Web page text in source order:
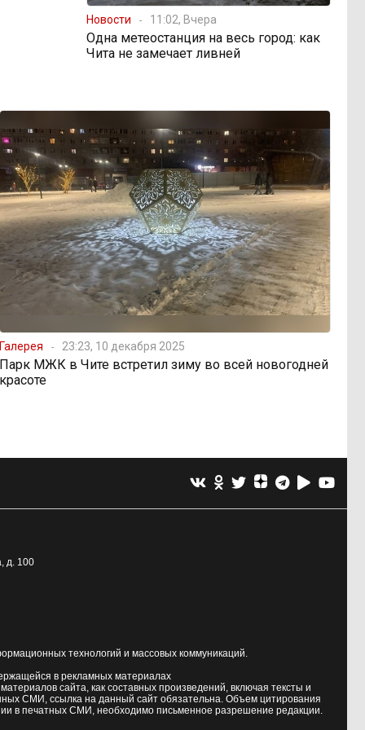
Новости 11:02, Вчера
Одна метеостанция на весь город: как
Чита не замечает ливней
Галерея 23:23, 10 декабря 2025
Парк МЖК в Чите встретил зиму во всей новогодней
красоте
д. 100
технологий и массовых коммуникаций.
в рекламных материалах
сайта, как составных произведений, включая тексты и
СМИ, ссылка на данный сайт обязательна. Объем цитирования
в печатных СМИ, необходимо письменное разрешение редакции.